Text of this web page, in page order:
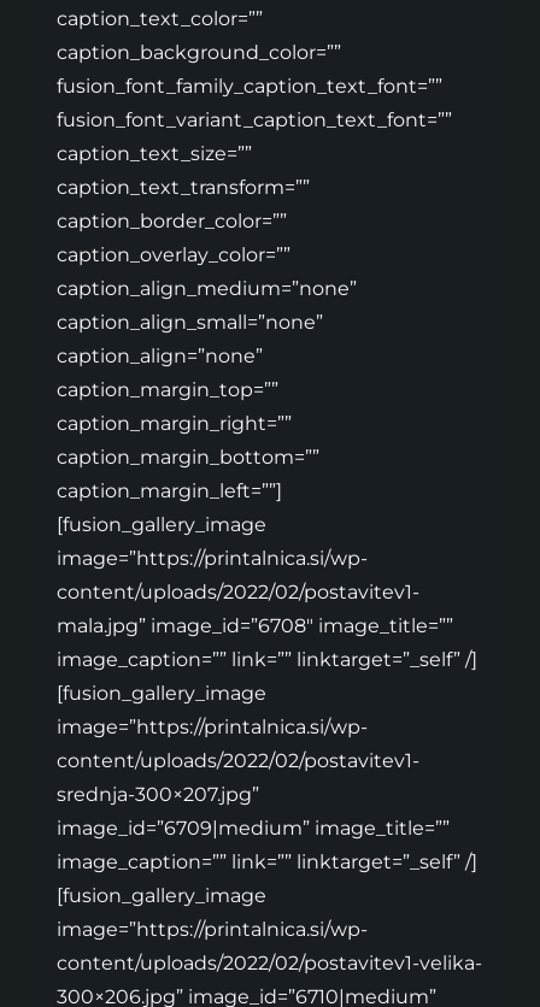
caption_text_color=””
caption_background_color=””
fusion_font_family_caption_text_font=””
fusion_font_variant_caption_text_font=””
caption_text_size=””
caption_text_transform=””
caption_border_color=””
caption_overlay_color=””
caption_align_medium=”none”
caption_align_small=”none”
caption_align=”none”
caption_margin_top=””
caption_margin_right=””
caption_margin_bottom=””
caption_margin_left=””]
[fusion_gallery_image
image=”https://printalnica.si/wp-
content/uploads/2022/02/postavitev1-
mala.jpg” image_id=”6708″ image_title=””
image_caption=”” link=”” linktarget=”_self” /]
[fusion_gallery_image
image=”https://printalnica.si/wp-
content/uploads/2022/02/postavitev1-
srednja-300×207.jpg”
image_id=”6709|medium” image_title=””
image_caption=”” link=”” linktarget=”_self” /]
[fusion_gallery_image
image=”https://printalnica.si/wp-
content/uploads/2022/02/postavitev1-velika-
300×206.jpg” image_id=”6710|medium”